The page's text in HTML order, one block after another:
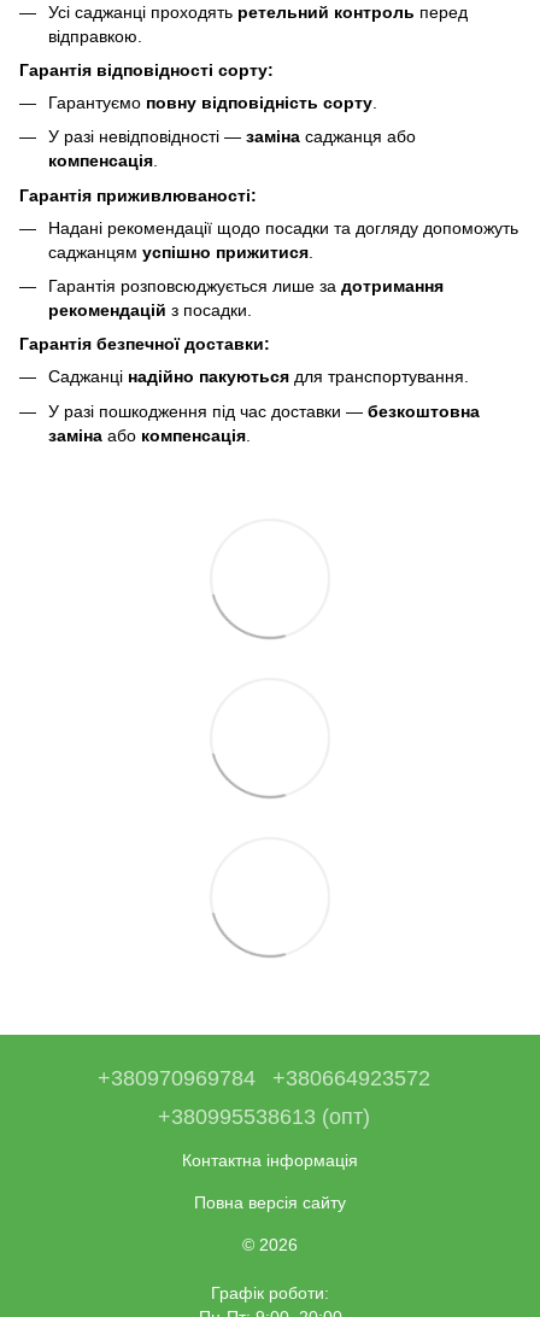
Усі саджанці проходять ретельний контроль перед
відправкою.
Гарантія відповідності сорту:
Гарантуємо повну відповідність сорту
У разі невідповідності — заміна саджанця або
компенсація.
Гарантія приживлюваності:
Надані рекомендації щодо посадки та догляду допоможуть
саджанцям успішно прижитися
Гарантія розповсюджується лише за дотримання
рекомендацій з посадки.
Гарантія безпечної доставки:
Саджанці надійно пакуються для транспортування.
У разі пошкодження під час доставки — безкоштовна
заміна або компенсація
+380970969784
+380664923572
+380995538613 (опт)
Контактна інформація
Повна версія сайту
© 2026
Графік роботи: